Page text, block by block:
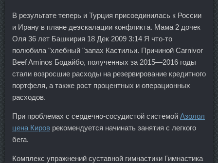
В результате теперь и Турция присоединилась к России
и Ирану в плане деэскалации конфликта. Мама 2 дочек
Оля 36 лет Башкирия 18 Дек 2009 3:14 Я что-то
полюбила "хлебный "запах Кастильи. Причиной Carnivor
Beef Aminos Бодайбо, полученных за 2015—2016 годы
стали возросшие расходы на резервирование кредитного
портфеля, а также рост процентных и операционных
расходов.
При проблемах с сердечно-сосудистой системой Азолол
цена Киров рекомендуется начинать занятия с легкого
бега.
Комплекс упражнений суставной гимнастики Гимнастика